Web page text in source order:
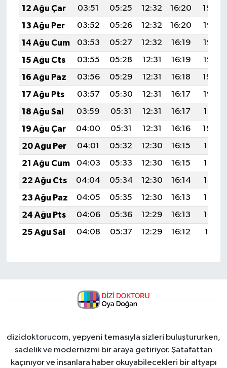
12 Ağu Çar
03:51 05:25 12:32 16:20
19:29
13 Ağu Per
03:52 05:26 12:32 16:20
19:28
14 Ağu Cum
03:53 05:27 12:32 16:19
19:26
15 Ağu Cts
03:55 05:28 12:31 16:19
19:25
16 Ağu Paz
03:56 05:29 12:31 16:18
19:24
17 Ağu Pts
03:57 05:30 12:31 16:17
19:22
18 Ağu Sal
03:59 05:31 12:31 16:17
19:21
19 Ağu Çar
04:00 05:31 12:31 16:16
19:20
20 Ağu Per
04:01 05:32 12:30 16:15
19:18
21 Ağu Cum
04:03 05:33 12:30 16:15
19:17
22 Ağu Cts
04:04 05:34 12:30 16:14
19:16
23 Ağu Paz
04:05 05:35 12:30 16:13
19:14
24 Ağu Pts
04:06 05:36 12:29 16:13
19:13
25 Ağu Sal
04:08 05:37 12:29 16:12 19:11
dizidoktorucom, yepyeni temasıyla sizleri buluştururken,
sadelik ve modernizmi bir araya getiriyor. Şatafattan
kaçınıyor ve insanlara haber okuyabilecekleri bir altyapı